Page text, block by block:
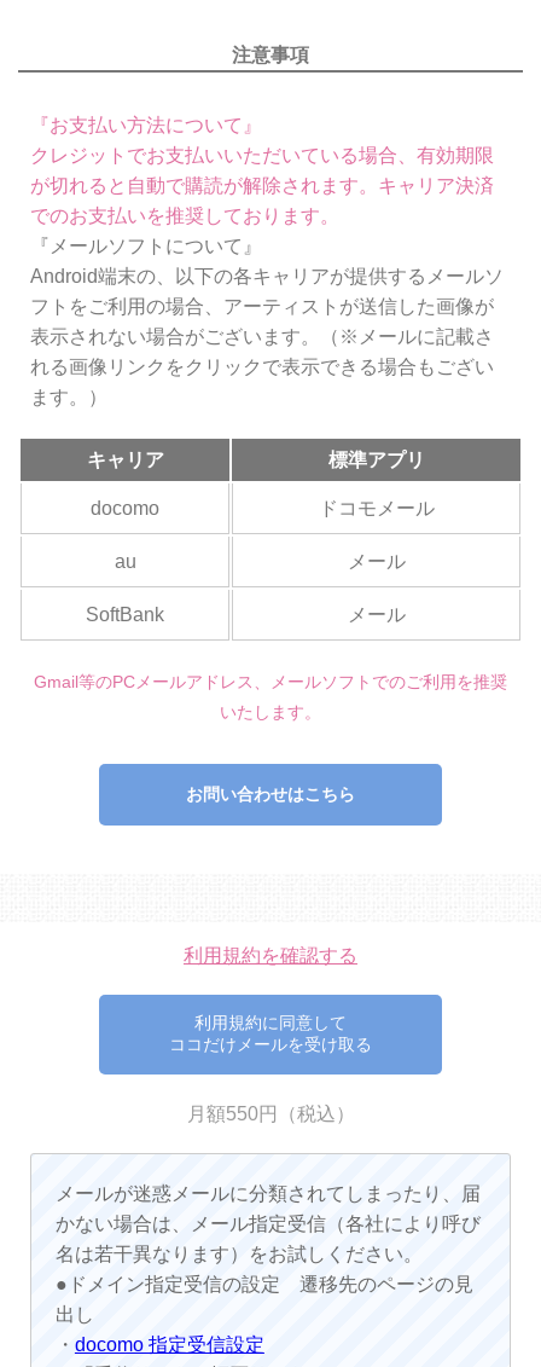
注意事項
『お支払い方法について』
クレジットでお支払いいただいている場合、有効期限
が切れると自動で購読が解除されます。キャリア決済
でのお支払いを推奨しております。
『メールソフトについて』
Android端末の、以下の各キャリアが提供するメールソ
フトをご利用の場合、アーティストが送信した画像が
表示されない場合がございます。（※メールに記載さ
れる画像リンクをクリックで表示できる場合もござい
ます。）
キャリア 標準アプリ
docomo ドコモメール
au メール
SoftBank メール
Gmail等のPCメールアドレス、メールソフトでのご利用を推奨
いたします。
お問い合わせはこちら
利用規約を確認する
利用規約に同意して
ココだけメールを受け取る
月額550円（税込）
メールが迷惑メールに分類されてしまったり、届
かない場合は、メール指定受信（各社により呼び
名は若干異なります）をお試しください。
●ドメイン指定受信の設定 遷移先のページの見
出し
・ docomo 指定受信設定